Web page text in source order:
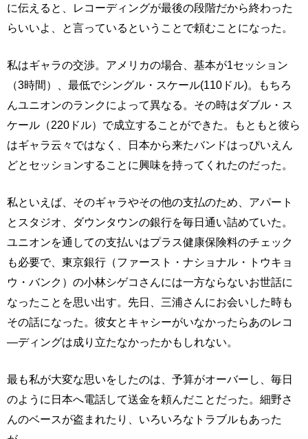
に伝えると、レコーディングが最後の段階だから終わった
らいいよ、と言っているということで頼むことになった。
私はギャラの交渉。アメリカの場合、基本が1セッション
（3時間）、最低でシングル・スケール(110ドル)。もちろ
んユニオンのランクによって異なる。その時はダブル・ス
ケール（220ドル）で成立することができた。もともと彼ら
はギャラ云々ではなく、日本から来たバンドはっぴいえん
どとセッションすることに興味を持ってくれたのだった。
私といえば、そのギャラやその他の支払のため、アパート
とスタジオ、ダウンタウンの銀行を毎日通い詰めていた。
ユニオンを通しての支払いはプラス健康保険料のチェック
も必要で、東京銀行（ファースト・ナショナル・トウキョ
ウ・バンク）の小林シゲコさんには一方ならないお世話に
なったことを思い出す。先日、三浦さんにお会いした時も
その話になった。彼女とキャシーがいなかったらあのレコ
―ディングは成り立たなかったかもしれない。
最も私が大変な思いをしたのは、予算がオーバーし、毎日
のように日本へ電話して送金を頼んだことだった。細野さ
んのベースが盗まれたり、いろいろなトラブルもあった